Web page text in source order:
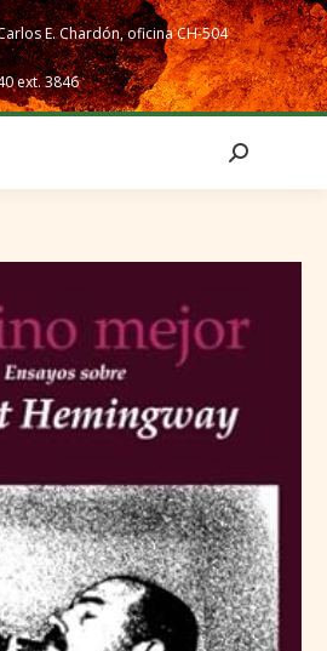
E. Chardón, oficina CH-504
ext. 3846
Search: